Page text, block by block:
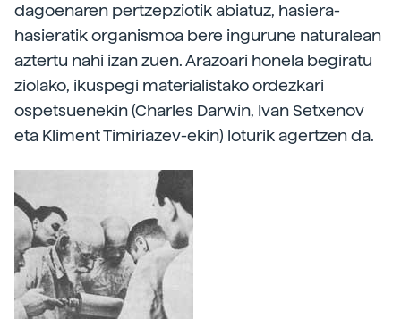
dagoenaren pertzepziotik abiatuz, hasiera-
hasieratik organismoa bere ingurune naturalean
aztertu nahi izan zuen. Arazoari honela begiratu
ziolako, ikuspegi materialistako ordezkari
ospetsuenekin (Charles Darwin, Ivan Setxenov
eta Kliment Timiriazev-ekin) loturik agertzen da.